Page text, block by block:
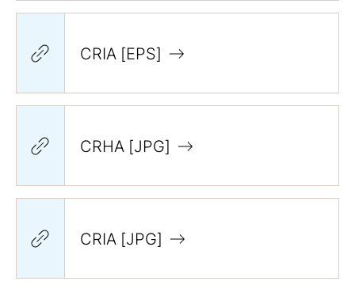
CRIA [EPS]
CRHA [JPG]
CRIA [JPG]